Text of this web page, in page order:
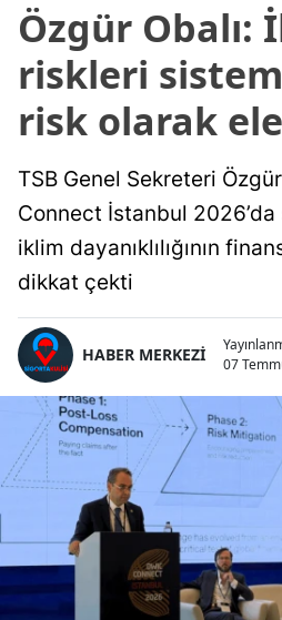
Özgür Obalı:
riskleri
risk olarak ele
TSB Genel Sekreteri
Connect İstanbul
iklim dayanıklılığının
dikkat çekti
HABER MERKEZİ
07